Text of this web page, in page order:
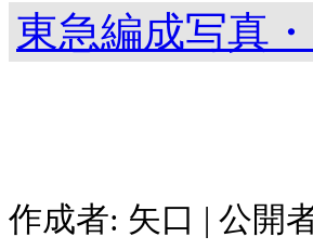
東急編成写真
作成者: 矢口 | 公開